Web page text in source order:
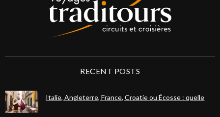
RECENT POSTS
Italie, Angleterre, France, Croatie ou Écosse : quelle